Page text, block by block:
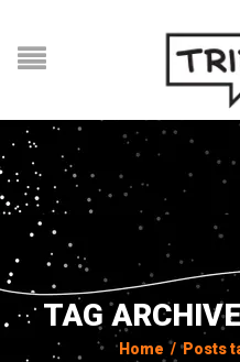
TAG
Home / Posts